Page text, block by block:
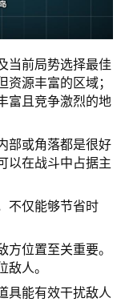
当前局势选择最佳
源丰富的区域；
富且竞争激烈的地
部或角落都是很好
以在战斗中占据主
不仅能够节省时
位置至关重要。
人。
具能有效干扰敌人